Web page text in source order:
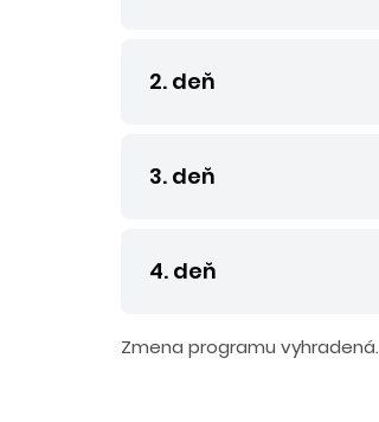
2. deň
3. deň
4. deň
Zmena programu vyhradená.